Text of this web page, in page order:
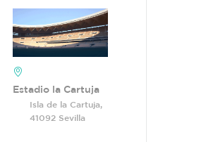
Estadio la Cartuja
Isla de la Cartuja,
41092 Sevilla